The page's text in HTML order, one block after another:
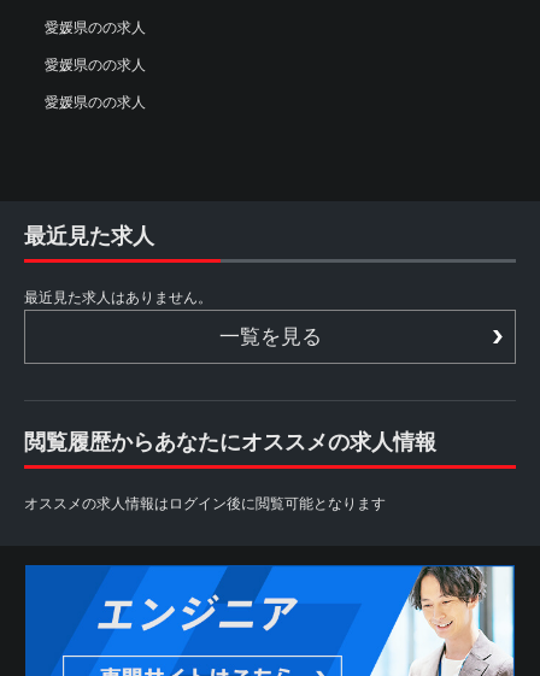
愛媛県のの求人
愛媛県のの求人
愛媛県のの求人
最近見た求人
最近見た求人はありません。
一覧を見る
閲覧履歴からあなたにオススメの求人情報
オススメの求人情報はログイン後に閲覧可能となります